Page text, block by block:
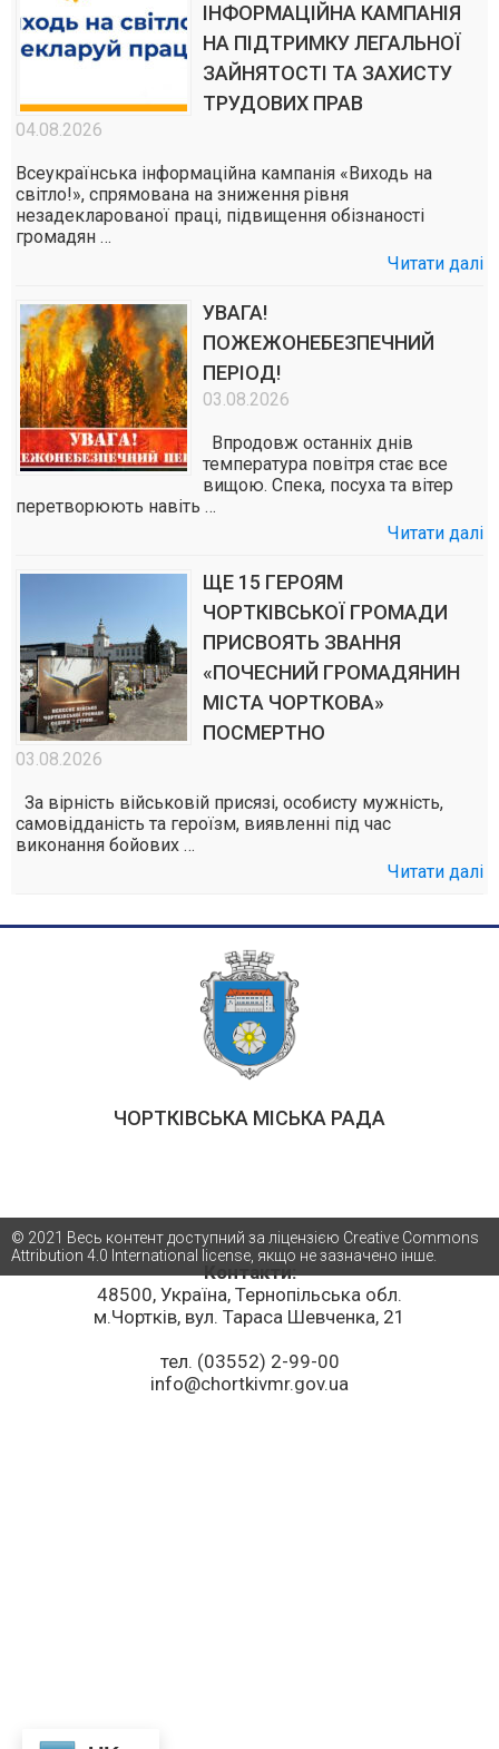
ІНФОРМАЦІЙНА КАМПАНІЯ
НА ПІДТРИМКУ ЛЕГАЛЬНОЇ
ЗАЙНЯТОСТІ ТА ЗАХИСТУ
ТРУДОВИХ ПРАВ
04.08.2026
Всеукраїнська інформаційна кампанія «Виходь на
світло!», спрямована на зниження рівня
незадекларованої праці, підвищення обізнаності
громадян …
Читати далі
УВАГА!
ПОЖЕЖОНЕБЕЗПЕЧНИЙ
ПЕРІОД!
03.08.2026
Впродовж останніх днів
температура повітря стає все
вищою. Спека, посуха та вітер
перетворюють навіть …
Читати далі
ЩЕ 15 ГЕРОЯМ
ЧОРТКІВСЬКОЇ ГРОМАДИ
ПРИСВОЯТЬ ЗВАННЯ
«ПОЧЕСНИЙ ГРОМАДЯНИН
МІСТА ЧОРТКОВА»
ПОСМЕРТНО
03.08.2026
За вірність військовій присязі, особисту мужність,
самовідданість та героїзм, виявленні під час
виконання бойових …
Читати далі
ЧОРТКІВСЬКА МІСЬКА РАДА
Контакти:
48500, Україна, Тернопільська обл.
м.Чортків, вул. Тараса Шевченка, 21
тел. (03552) 2-99-00
info@chortkivmr.gov.ua
© 2021 Весь контент доступний за ліцензією Creative Commons
Attribution 4.0 International license, якщо не зазначено інше.